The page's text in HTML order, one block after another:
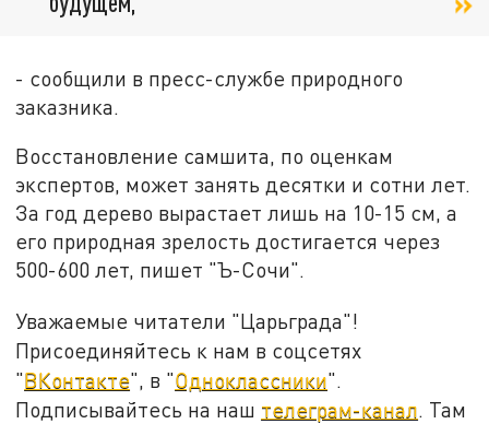
- сообщили в пресс-службе природного
заказника.
Восстановление самшита, по оценкам
экспертов, может занять десятки и сотни лет.
За год дерево вырастает лишь на 10-15 см, а
его природная зрелость достигается через
500-600 лет, пишет "Ъ-Сочи".
Уважаемые читатели "Царьграда"!
Присоединяйтесь к нам в соцсетях
"ВКонтакте", в "Одноклассники".
Подписывайтесь на наш телеграм-канал. Там